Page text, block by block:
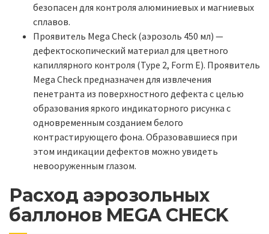
безопасен для контроля алюминиевых и магниевых
сплавов.
Проявитель Mega Check (аэрозоль 450 мл) —
дефектоскопический материал для цветного
капиллярного контроля (Type 2, Form E). Проявитель
Mega Check предназначен для извлечения
пенетранта из поверхностного дефекта с целью
образования яркого индикаторного рисунка с
одновременным созданием белого
контрастирующего фона. Образовавшиеся при
этом индикации дефектов можно увидеть
невооруженным глазом.
Расход аэрозольных
баллонов MEGA CHECK